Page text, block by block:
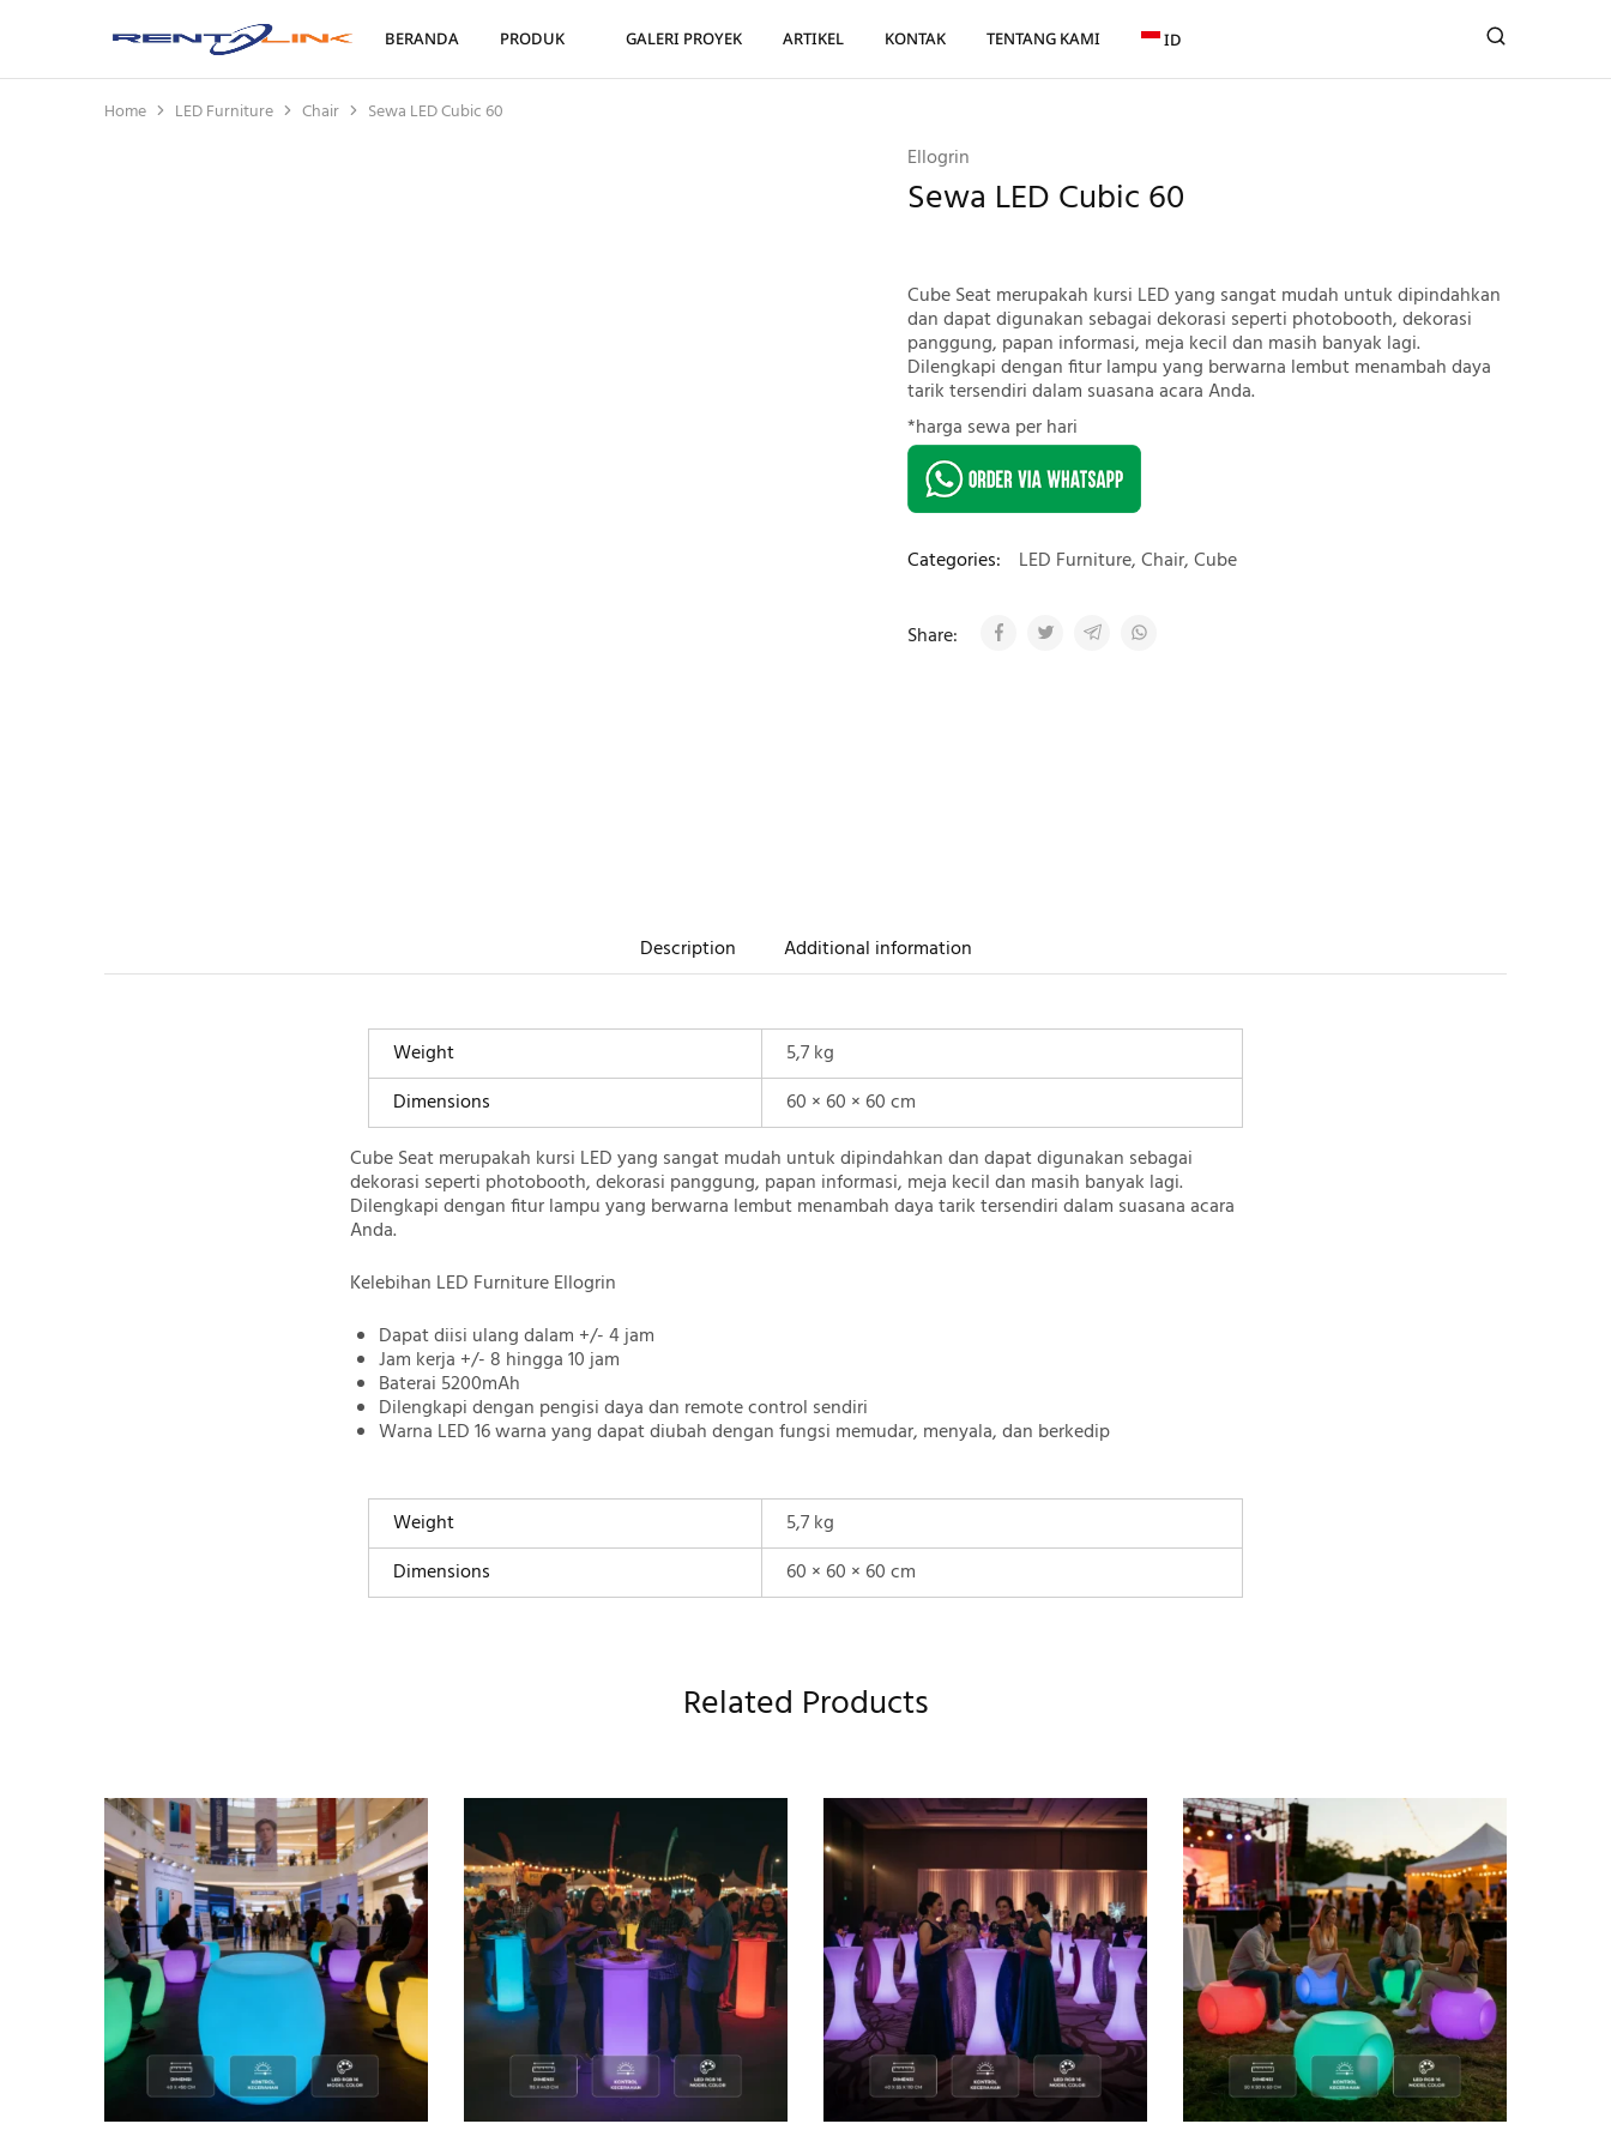
Rentalink
Solusi
Terbaik
Dalam
Mewujudkan
BERANDA PRODUK GALERI PROYEK ARTIKEL KONTAK TENTANG KAMI ID
Home LED Furniture Chair Sewa LED Cubic 60
Ellogrin
Sewa LED Cubic 60
Cube Seat merupakah kursi LED yang sangat mudah untuk dipindahkan
dan dapat digunakan sebagai dekorasi seperti photobooth, dekorasi
panggung, papan informasi, meja kecil dan masih banyak lagi.
Dilengkapi dengan fitur lampu yang berwarna lembut menambah daya
tarik tersendiri dalam suasana acara Anda.
*harga sewa per hari
Categories: LED Furniture,Chair,Cube
Share:
Description Additional information
Weight
5,7 kg
Dimensions
60 × 60 × 60 cm
Cube Seat merupakah kursi LED yang sangat mudah untuk dipindahkan dan dapat digunakan sebagai
dekorasi seperti photobooth, dekorasi panggung, papan informasi, meja kecil dan masih banyak lagi.
Dilengkapi dengan fitur lampu yang berwarna lembut menambah daya tarik tersendiri dalam suasana acara
Anda.
Kelebihan LED Furniture Ellogrin
Dapat diisi ulang dalam +/- 4 jam
Jam kerja +/- 8 hingga 10 jam
Baterai 5200mAh
Dilengkapi dengan pengisi daya dan remote control sendiri
Warna LED 16 warna yang dapat diubah dengan fungsi memudar, menyala, dan berkedip
Weight
5,7 kg
Dimensions
60 × 60 × 60 cm
Related Products